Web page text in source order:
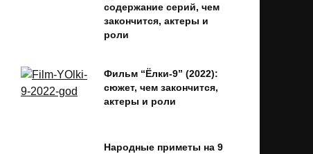
содержание серий, чем
закончится, актеры и
роли
Фильм “Ёлки-9” (2022):
сюжет, чем закончится,
актеры и роли
Народные приметы на 9